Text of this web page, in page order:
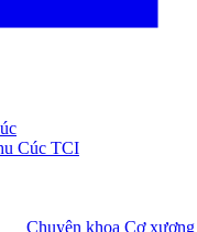
Cúc TCI
Chuyên khoa Cơ